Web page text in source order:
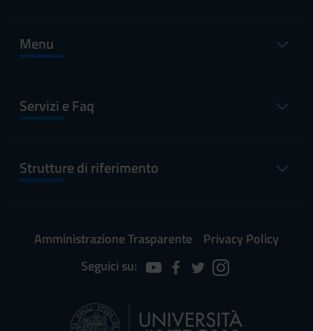
Menu
Servizi e Faq
Strutture di riferimento
Amministrazione Trasparente
Privacy Policy
Seguici su: